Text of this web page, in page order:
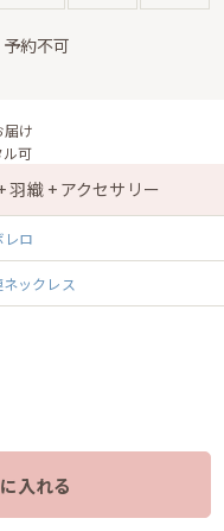
予約不可
け
可
羽織 + アクセサリー
レロ
ックレス
入れる